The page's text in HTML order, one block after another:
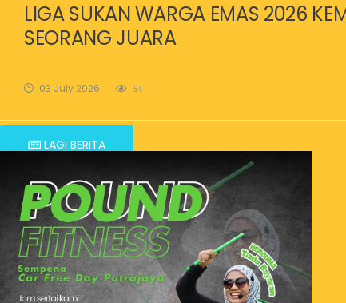
LIGA SUKAN WARGA EMAS 2026
SEORANG JUARA
03 July 2026 54
LAGI BERITA